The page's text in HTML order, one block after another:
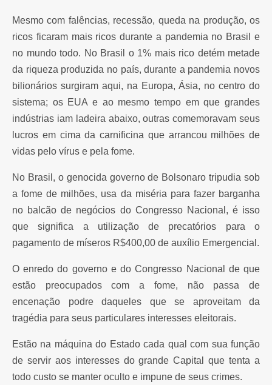
Mesmo com falências, recessão, queda na produção, os
ricos ficaram mais ricos durante a pandemia no Brasil e
no mundo todo. No Brasil o 1% mais rico detém metade
da riqueza produzida no país, durante a pandemia novos
bilionários surgiram aqui, na Europa, Ásia, no centro do
sistema; os EUA e ao mesmo tempo em que grandes
indústrias iam ladeira abaixo, outras comemoravam seus
lucros em cima da carnificina que arrancou milhões de
vidas pelo vírus e pela fome.
No Brasil, o genocida governo de Bolsonaro tripudia sob
a fome de milhões, usa da miséria para fazer barganha
no balcão de negócios do Congresso Nacional, é isso
que significa a utilização de precatórios para o
pagamento de míseros R$400,00 de auxílio Emergencial.
O enredo do governo e do Congresso Nacional de que
estão preocupados com a fome, não passa de
encenação podre daqueles que se aproveitam da
tragédia para seus particulares interesses eleitorais.
Estão na máquina do Estado cada qual com sua função
de servir aos interesses do grande Capital que tenta a
todo custo se manter oculto e impune de seus crimes.